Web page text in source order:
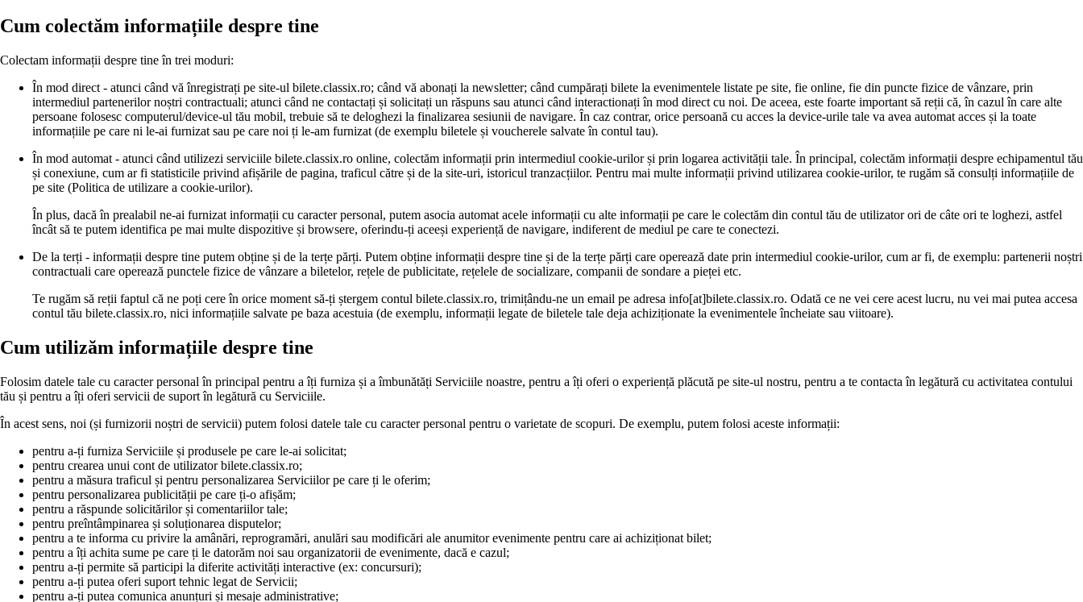
Cum colectăm informațiile despre tine
Colectam informații despre tine în trei moduri:
În mod direct - atunci când vă înregistrați pe site-ul bilete.classix.ro; când vă abonați la newsletter; când cumpărați bilete la evenimentele listate pe site, fie online, fie din puncte fizice de vânzare, prin
intermediul partenerilor noștri contractuali; atunci când ne contactați și solicitați un răspuns sau atunci când interactionați în mod direct cu noi. De aceea, este foarte important să reții că, în cazul în care alte
persoane folosesc computerul/device-ul tău mobil, trebuie să te deloghezi la finalizarea sesiunii de navigare. În caz contrar, orice persoană cu acces la device-urile tale va avea automat acces și la toate
informațiile pe care ni le-ai furnizat sau pe care noi ți le-am furnizat (de exemplu biletele și voucherele salvate în contul tau).
În mod automat - atunci când utilizezi serviciile bilete.classix.ro online, colectăm informații prin intermediul cookie-urilor și prin logarea activității tale. În principal, colectăm informații despre echipamentul tău
și conexiune, cum ar fi statisticile privind afișările de pagina, traficul către și de la site-uri, istoricul tranzacțiilor. Pentru mai multe informații privind utilizarea cookie-urilor, te rugăm să consulți informațiile de
pe site (Politica de utilizare a cookie-urilor).
În plus, dacă în prealabil ne-ai furnizat informații cu caracter personal, putem asocia automat acele informații cu alte informații pe care le colectăm din contul tău de utilizator ori de câte ori te loghezi, astfel
încât să te putem identifica pe mai multe dispozitive și browsere, oferindu-ți aceeși experiență de navigare, indiferent de mediul pe care te conectezi.
De la terți - informații despre tine putem obține și de la terțe părți. Putem obține informații despre tine și de la terțe părți care operează date prin intermediul cookie-urilor, cum ar fi, de exemplu: partenerii noștri
contractuali care operează punctele fizice de vânzare a biletelor, rețele de publicitate, rețelele de socializare, companii de sondare a pieței etc.
Te rugăm să reții faptul că ne poți cere în orice moment să-ți ștergem contul bilete.classix.ro, trimițându-ne un email pe adresa info[at]bilete.classix.ro. Odată ce ne vei cere acest lucru, nu vei mai putea accesa
contul tău bilete.classix.ro, nici informațiile salvate pe baza acestuia (de exemplu, informații legate de biletele tale deja achiziționate la evenimentele încheiate sau viitoare).
Cum utilizăm informațiile despre tine
Folosim datele tale cu caracter personal în principal pentru a îți furniza și a îmbunătăți Serviciile noastre, pentru a îți oferi o experiență plăcută pe site-ul nostru, pentru a te contacta în legătură cu activitatea contului
tău și pentru a îți oferi servicii de suport în legătură cu Serviciile.
În acest sens, noi (și furnizorii noștri de servicii) putem folosi datele tale cu caracter personal pentru o varietate de scopuri. De exemplu, putem folosi aceste informații:
pentru a-ți furniza Serviciile și produsele pe care le-ai solicitat;
pentru crearea unui cont de utilizator bilete.classix.ro;
pentru a măsura traficul și pentru personalizarea Serviciilor pe care ți le oferim;
pentru personalizarea publicității pe care ți-o afișăm;
pentru a răspunde solicitărilor și comentariilor tale;
pentru preîntâmpinarea și soluționarea disputelor;
pentru a te informa cu privire la amânări, reprogramări, anulări sau modificări ale anumitor evenimente pentru care ai achiziționat bilet;
pentru a îți achita sume pe care ți le datorăm noi sau organizatorii de evenimente, dacă e cazul;
pentru a-ți permite să participi la diferite activități interactive (ex: concursuri);
pentru a-ți putea oferi suport tehnic legat de Servicii;
pentru a-ți putea comunica anunțuri și mesaje administrative;